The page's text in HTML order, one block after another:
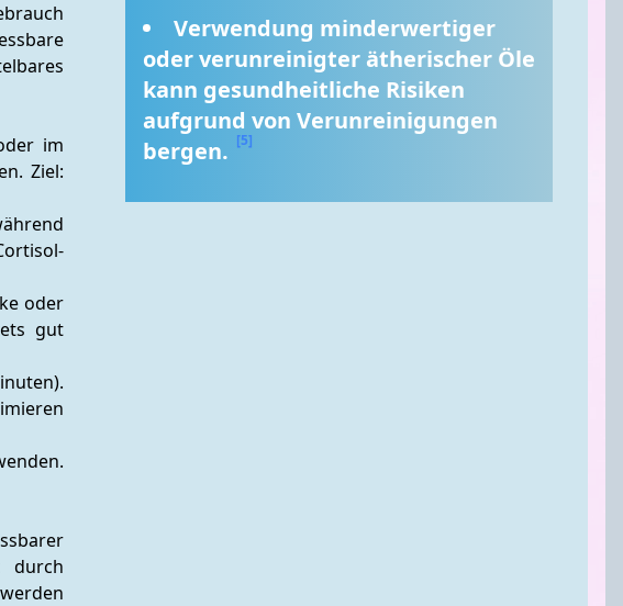
im
Ziel:
oder
gut
durch
Verwendung minderwertiger
oder verunreinigter ätherischer Öle
kann gesundheitliche Risiken
aufgrund von Verunreinigungen
bergen. [5]